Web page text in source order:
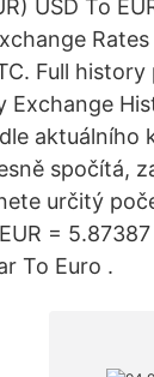
USD To
Full history
Exchange
aktuálního
spočítá,
určitý
=
To Euro .